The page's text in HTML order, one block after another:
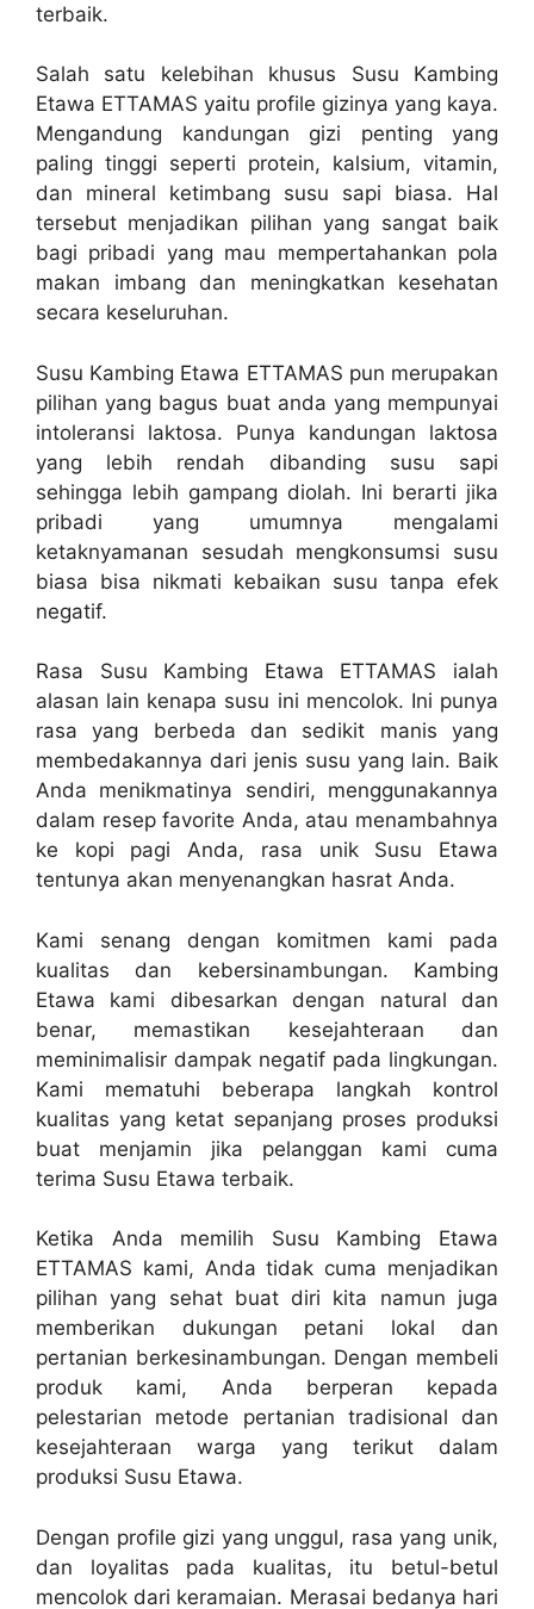
terbaik.
Salah satu kelebihan khusus Susu Kambing
Etawa ETTAMAS yaitu profile gizinya yang kaya.
Mengandung kandungan gizi penting yang
paling tinggi seperti protein, kalsium, vitamin,
dan mineral ketimbang susu sapi biasa. Hal
tersebut menjadikan pilihan yang sangat baik
bagi pribadi yang mau mempertahankan pola
makan imbang dan meningkatkan kesehatan
secara keseluruhan.
Susu Kambing Etawa ETTAMAS pun merupakan
pilihan yang bagus buat anda yang mempunyai
intoleransi laktosa. Punya kandungan laktosa
yang lebih rendah dibanding susu sapi
sehingga lebih gampang diolah. Ini berarti jika
pribadi yang umumnya mengalami
ketaknyamanan sesudah mengkonsumsi susu
biasa bisa nikmati kebaikan susu tanpa efek
negatif.
Rasa Susu Kambing Etawa ETTAMAS ialah
alasan lain kenapa susu ini mencolok. Ini punya
rasa yang berbeda dan sedikit manis yang
membedakannya dari jenis susu yang lain. Baik
Anda menikmatinya sendiri, menggunakannya
dalam resep favorite Anda, atau menambahnya
ke kopi pagi Anda, rasa unik Susu Etawa
tentunya akan menyenangkan hasrat Anda.
Kami senang dengan komitmen kami pada
kualitas dan kebersinambungan. Kambing
Etawa kami dibesarkan dengan natural dan
benar, memastikan kesejahteraan dan
meminimalisir dampak negatif pada lingkungan.
Kami mematuhi beberapa langkah kontrol
kualitas yang ketat sepanjang proses produksi
buat menjamin jika pelanggan kami cuma
terima Susu Etawa terbaik.
Ketika Anda memilih Susu Kambing Etawa
ETTAMAS kami, Anda tidak cuma menjadikan
pilihan yang sehat buat diri kita namun juga
memberikan dukungan petani lokal dan
pertanian berkesinambungan. Dengan membeli
produk kami, Anda berperan kepada
pelestarian metode pertanian tradisional dan
kesejahteraan warga yang terikut dalam
produksi Susu Etawa.
Dengan profile gizi yang unggul, rasa yang unik,
dan loyalitas pada kualitas, itu betul-betul
mencolok dari keramaian. Merasai bedanya hari